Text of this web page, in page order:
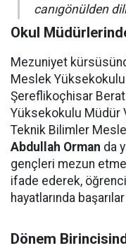
canıgönülden
Okul
Mezuniyet
Meslek
Şereflikoçhisar
Yüksekokulu Müdür
Teknik Bilimler
Abdullah Orman da
gençleri mezun
ifade ederek,
hayatlarında
Dönem